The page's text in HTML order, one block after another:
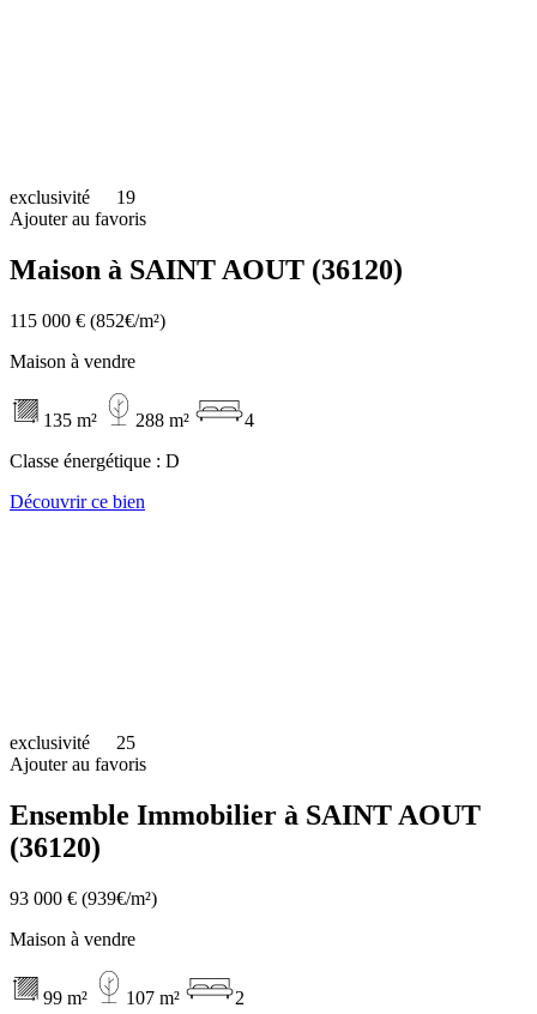
exclusivité
19
Ajouter au favoris
Maison à SAINT AOUT (36120)
115 000 € (852€/m²)
Maison à vendre
135 m² 288 m²
4
Classe énergétique : D
Découvrir ce bien
exclusivité
25
Ajouter au favoris
Ensemble Immobilier à SAINT AOUT
(36120)
93 000 € (939€/m²)
Maison à vendre
99 m² 107 m²
2